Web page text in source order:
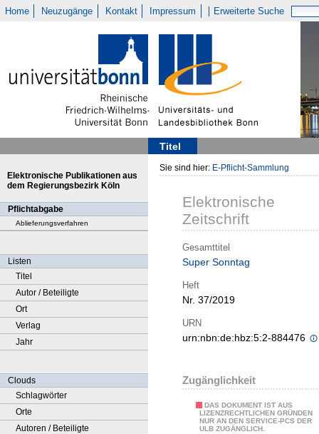
Home Neuzugänge Kontakt Impressum Erweiterte Suche
Titel
Elektronische Publikationen aus
dem Regierungsbezirk Köln
Pflichtabgabe
Ablieferungsverfahren
Listen
Titel
Autor / Beteiligte
Ort
Verlag
Jahr
Clouds
Schlagwörter
Orte
Autoren / Beteiligte
Sie sind hier: E-Pflicht-Sammlung
Elektronische
Zeitschrift
Gesamttitel
Super Sonntag
Heft
Nr. 37/2019
URN
urn:nbn:de:hbz:5:2-884476
Zugänglichkeit
DAS DOKUMENT IST AUS
LIZENZRECHTLICHEN GRÜNDEN
NUR AN DEN SERVICE-PCS DER
ULB ZUGÄNGLICH.